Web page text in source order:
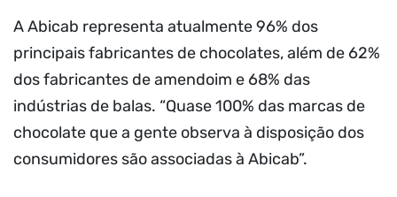
A Abicab representa atualmente 96% dos
principais fabricantes de chocolates, além de 62%
dos fabricantes de amendoim e 68% das
indústrias de balas. “Quase 100% das marcas de
chocolate que a gente observa à disposição dos
consumidores são associadas à Abicab”.